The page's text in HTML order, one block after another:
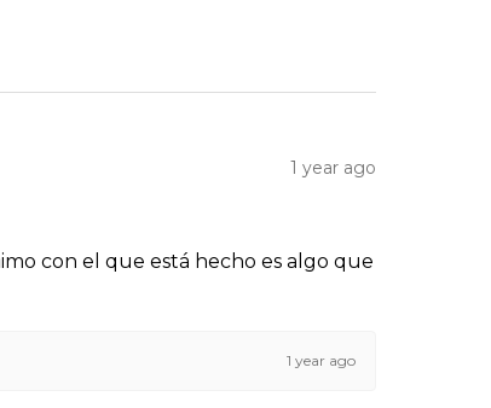
1 year ago
con el que está hecho es algo que
1 year ago